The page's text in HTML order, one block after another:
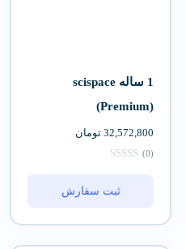
1 ساله scispace
(Premium)
32,572,800 تومان
(0)
ثبت سفارش